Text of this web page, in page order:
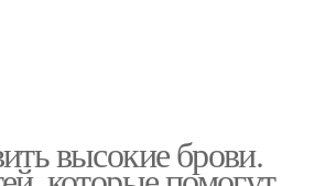
высокие брови.